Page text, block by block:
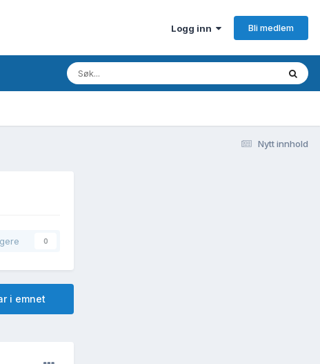
Logg inn Bli medlem
Nytt innhold
0
i emnet